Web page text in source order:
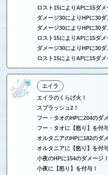
ロスト15によりAPに15ダメ
ダメージ30によりHPに30ダ
ダメージ30によりHPに30ダ
ロスト15によりAPに15ダメ
ダメージ30によりHPに30ダ
ロスト15によりAPに15ダメ
エイラ
エイラのくらげ火！
スプラッシュ2！
フー・タオのHPに204のダ
フー・タオに【怒り】を付
オルタニアのHPに182のダ
オルタニアに【怒り】を付
小夜のHPに154のダメージ！
小夜に【怒り】を付与！